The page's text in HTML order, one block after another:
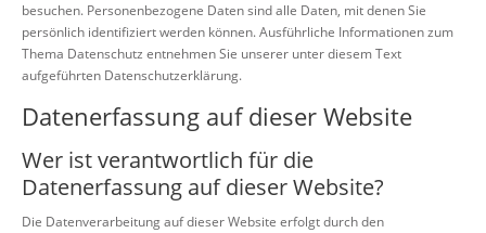
besuchen. Personenbezogene Daten sind alle Daten, mit denen Sie
persönlich identifiziert werden können. Ausführliche Informationen zum
Thema Datenschutz entnehmen Sie unserer unter diesem Text
aufgeführten Datenschutzerklärung.
Datenerfassung auf dieser Website
Wer ist verantwortlich für die
Datenerfassung auf dieser Website?
Die Datenverarbeitung auf dieser Website erfolgt durch den